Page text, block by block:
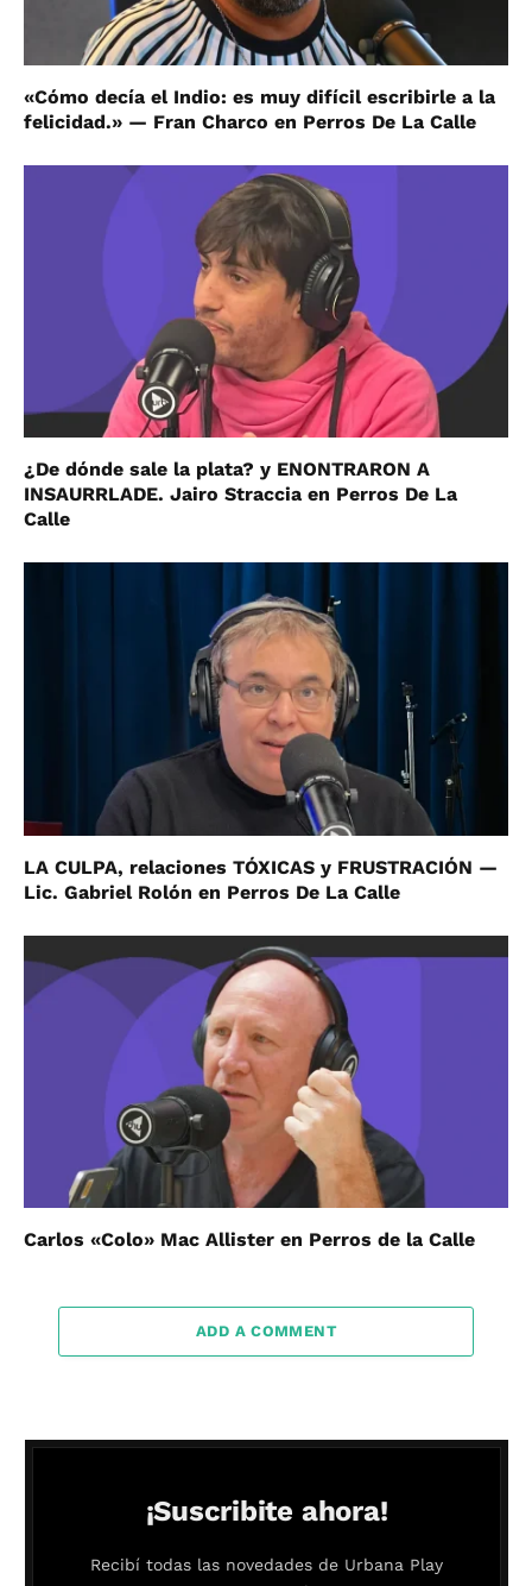
«Cómo decía el Indio: es muy difícil escribirle a la
felicidad.» — Fran Charco en Perros De La Calle
¿De dónde sale la plata? y ENONTRARON A
INSAURRLADE. Jairo Straccia en Perros De La
Calle
LA CULPA, relaciones TÓXICAS y FRUSTRACIÓN —
Lic. Gabriel Rolón en Perros De La Calle
Carlos «Colo» Mac Allister en Perros de la Calle
ADD A COMMENT
¡Suscribite ahora!
Recibí todas las novedades de Urbana Play